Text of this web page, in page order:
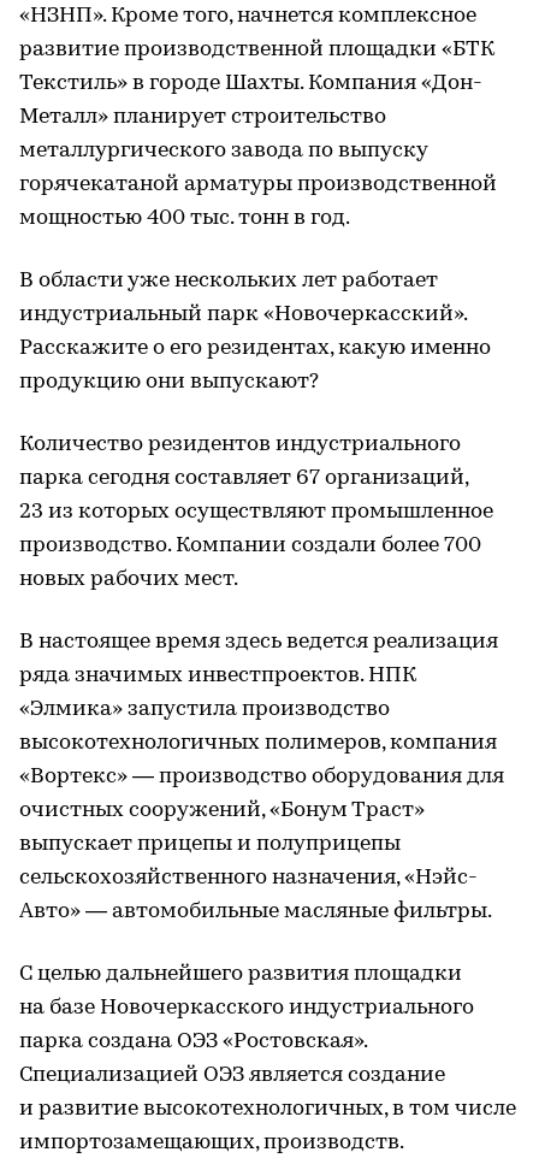
«НЗНП». Кроме того, начнется комплексное
развитие производственной площадки «БТК
Текстиль» в городе Шахты. Компания «Дон-
Металл» планирует строительство
металлургического завода по выпуску
горячекатаной арматуры производственной
мощностью 400 тыс. тонн в год.
В области уже нескольких лет работает
индустриальный парк «Новочеркасский».
Расскажите о его резидентах, какую именно
продукцию они выпускают?
Количество резидентов индустриального
парка сегодня составляет 67 организаций,
23 из которых осуществляют промышленное
производство. Компании создали более 700
новых рабочих мест.
В настоящее время здесь ведется реализация
ряда значимых инвестпроектов. НПК
«Элмика» запустила производство
высокотехнологичных полимеров, компания
«Вортекс» — производство оборудования для
очистных сооружений, «Бонум Траст»
выпускает прицепы и полуприцепы
сельскохозяйственного назначения, «Нэйс-
Авто» — автомобильные масляные фильтры.
С целью дальнейшего развития площадки
на базе Новочеркасского индустриального
парка создана ОЭЗ «Ростовская».
Специализацией ОЭЗ является создание
и развитие высокотехнологичных, в том числе
импортозамещающих, производств.